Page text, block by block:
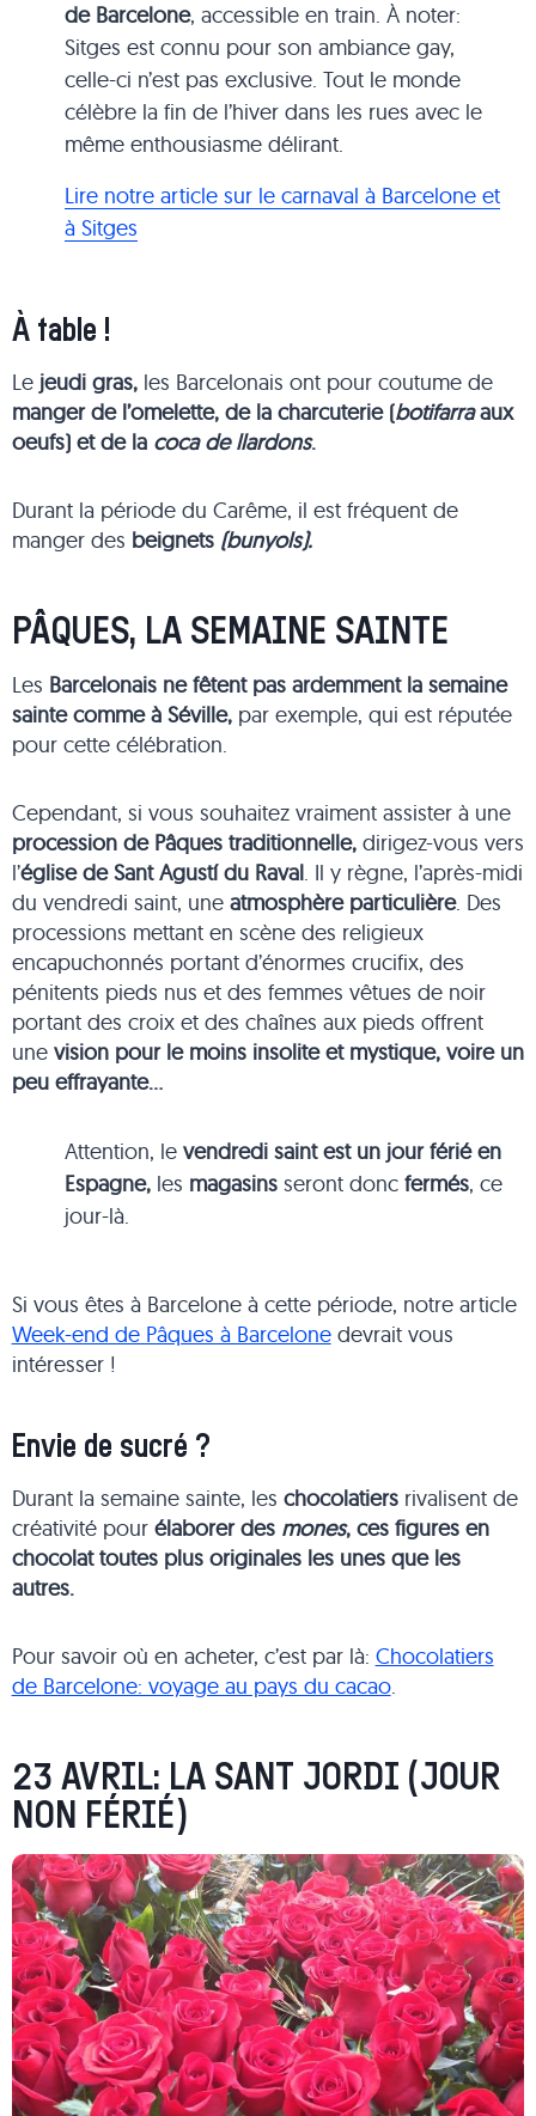
de Barcelone, accessible en train. À noter:
Sitges est connu pour son ambiance gay,
celle-ci n’est pas exclusive. Tout le monde
célèbre la fin de l’hiver dans les rues avec le
même enthousiasme délirant.
Lire notre article sur le carnaval à Barcelone et
à Sitges
À table !
Lejeudi gras,les Barcelonais ont pour coutume de
manger de l’omelette, de la charcuterie (botifarraaux
oeufs) et de la coca de llardons.
Durant la période du Carême, il est fréquent de
manger des beignets (bunyols).
PÂQUES, LA SEMAINE SAINTE
Les Barcelonais ne fêtent pas ardemment la semaine
sainte comme à Séville,par exemple, qui est réputée
pour cette célébration.
Cependant, si vous souhaitez vraiment assister à une
procession de Pâques traditionnelle, dirigez-vous vers
l’église de Sant Agustí du Raval. Il y règne, l’après-midi
du vendredi saint, une atmosphère particulière. Des
processions mettant en scène des religieux
encapuchonnés portant d’énormes crucifix, des
pénitents pieds nus et des femmes vêtues de noir
portant des croix et des chaînes aux pieds offrent
une vision pour le moins insolite et mystique, voire un
peu effrayante…
Attention, levendredi saint est un jour férié en
Espagne, les magasinsseront doncfermés, ce
jour-là.
Si vous êtes à Barcelone à cette période, notre article
Week-end de Pâques à Barcelonedevrait vous
intéresser !
Envie de sucré ?
Durant la semaine sainte, les chocolatiers rivalisent de
créativité pour élaborer des mones, ces figures en
chocolat toutes plus originales les unes que les
autres.
Pour savoir où en acheter, c’est par là: Chocolatiers
de Barcelone: voyage au pays du cacao.
23 AVRIL: LA SANT JORDI (JOUR
NON FÉRIÉ)